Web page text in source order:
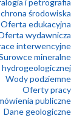
i petrografia
środowiska
Oferta edukacyjna
wydawnicza
interwencyjne
mineralne
Wody podziemne
Oferty pracy
publiczne
Dane geologiczne